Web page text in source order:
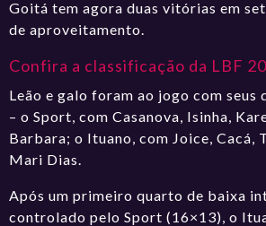
Goitá tem agora duas vitórias em
de aproveitamento.
Confira a classificação da LBF
Leão e galo foram ao jogo com
– o Sport, com Casanova, Isinha,
Barbara; o Ituano, com Joice, Cacá,
Mari Dias.
Após um primeiro quarto de baixa
controlado pelo Sport (16×13), o